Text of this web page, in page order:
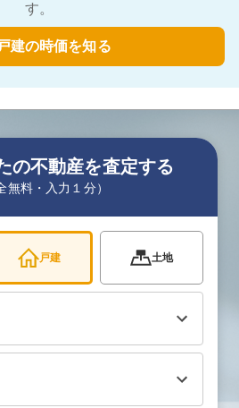
す。
建の時価を知る
の不動産を査定する
無料・入力１分）
戸建 土地